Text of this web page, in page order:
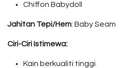
Chiffon Babydoll
Jahitan Tepi/Hem: Baby Seam
Ciri-Ciri Istimewa:
Kain berkualiti tinggi